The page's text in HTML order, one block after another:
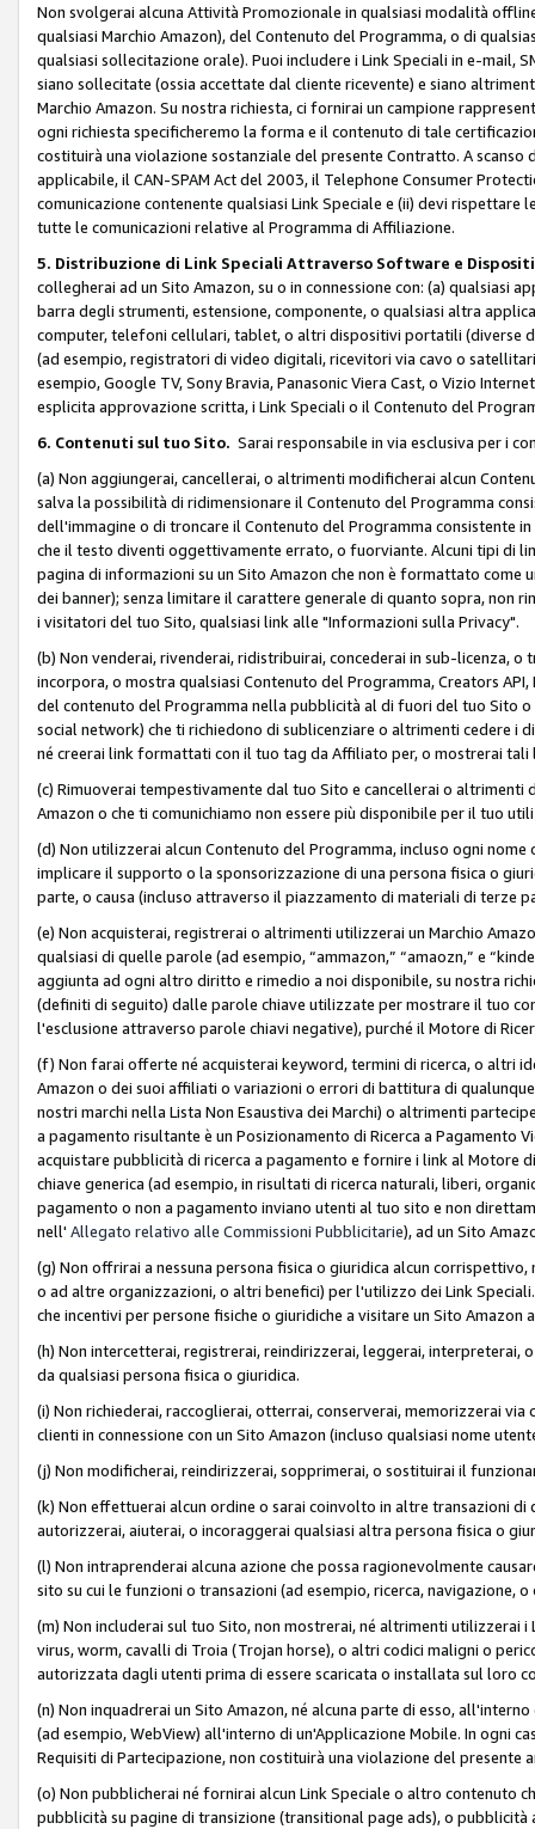
Non svolgerai alcuna Attività Promozionale in qualsiasi modalità
qualsiasi Marchio Amazon), del Contenuto del Programma, o di
qualsiasi sollecitazione orale). Puoi includere i Link Speciali in e-mail,
siano sollecitate (ossia accettate dal cliente ricevente) e siano
Marchio Amazon. Su nostra richiesta, ci fornirai un campione
ogni richiesta specificheremo la forma e il contenuto di tale
costituirà una violazione sostanziale del presente Contratto. A
applicabile, il CAN-SPAM Act del 2003, il Telephone Consumer
comunicazione contenente qualsiasi Link Speciale e (ii) devi
tutte le comunicazioni relative al Programma di Affiliazione.
5. Distribuzione di Link Speciali Attraverso Software e
collegherai ad un Sito Amazon, su o in connessione con: (a)
barra degli strumenti, estensione, componente, o qualsiasi altra
computer, telefoni cellulari, tablet, o altri dispositivi portatili (diverse
(ad esempio, registratori di video digitali, ricevitori via cavo o
esempio, Google TV, Sony Bravia, Panasonic Viera Cast, o Vizio
esplicita approvazione scritta, i Link Speciali o il Contenuto del
6. Contenuti sul tuo Sito. Sarai responsabile in via esclusiva per i
(a) Non aggiungerai, cancellerai, o altrimenti modificherai alcun
salva la possibilità di ridimensionare il Contenuto del Programma
dell'immagine o di troncare il Contenuto del Programma consistente
che il testo diventi oggettivamente errato, o fuorviante. Alcuni tipi di
pagina di informazioni su un Sito Amazon che non è formattato
dei banner); senza limitare il carattere generale di quanto sopra, non
i visitatori del tuo Sito, qualsiasi link alle "Informazioni sulla Privacy".
(b) Non venderai, rivenderai, ridistribuirai, concederai in sub-licenza,
incorpora, o mostra qualsiasi Contenuto del Programma, Creators
del contenuto del Programma nella pubblicità al di fuori del tuo Sito
social network) che ti richiedono di sublicenziare o altrimenti cedere i
né creerai link formattati con il tuo tag da Affiliato per, o mostrerai tali
(c) Rimuoverai tempestivamente dal tuo Sito e cancellerai o
Amazon o che ti comunichiamo non essere più disponibile per il tuo
(d) Non utilizzerai alcun Contenuto del Programma, incluso ogni
implicare il supporto o la sponsorizzazione di una persona fisica o
parte, o causa (incluso attraverso il piazzamento di materiali di terze
(e) Non acquisterai, registrerai o altrimenti utilizzerai un Marchio
qualsiasi di quelle parole (ad esempio, “ammazon,” “amaozn,” e
aggiunta ad ogni altro diritto e rimedio a noi disponibile, su nostra
(definiti di seguito) dalle parole chiave utilizzate per mostrare il tuo
l'esclusione attraverso parole chiavi negative), purché il Motore di
(f) Non farai offerte né acquisterai keyword, termini di ricerca, o altri
Amazon o dei suoi affiliati o variazioni o errori di battitura di
nostri marchi nella Lista Non Esaustiva dei Marchi) o altrimenti
a pagamento risultante è un Posizionamento di Ricerca a Pagamento
acquistare pubblicità di ricerca a pagamento e fornire i link al Motore
chiave generica (ad esempio, in risultati di ricerca naturali, liberi,
pagamento o non a pagamento inviano utenti al tuo sito e non
nell' Allegato relativo alle Commissioni Pubblicitarie), ad un Sito
(g) Non offrirai a nessuna persona fisica o giuridica alcun
o ad altre organizzazioni, o altri benefici) per l'utilizzo dei Link
che incentivi per persone fisiche o giuridiche a visitare un Sito
(h) Non intercetterai, registrerai, reindirizzerai, leggerai,
da qualsiasi persona fisica o giuridica.
(i) Non richiederai, raccoglierai, otterrai, conserverai, memorizzerai
clienti in connessione con un Sito Amazon (incluso qualsiasi nome
(j) Non modificherai, reindirizzerai, sopprimerai, o sostituirai il
(k) Non effettuerai alcun ordine o sarai coinvolto in altre transazioni
autorizzerai, aiuterai, o incoraggerai qualsiasi altra persona fisica o
(l) Non intraprenderai alcuna azione che possa ragionevolmente
sito su cui le funzioni o transazioni (ad esempio, ricerca, navigazione,
(m) Non includerai sul tuo Sito, non mostrerai, né altrimenti utilizzerai
virus, worm, cavalli di Troia (Trojan horse), o altri codici maligni o
autorizzata dagli utenti prima di essere scaricata o installata sul loro
(n) Non inquadrerai un Sito Amazon, né alcuna parte di esso,
(ad esempio, WebView) all'interno di un'Applicazione Mobile. In ogni
Requisiti di Partecipazione, non costituirà una violazione del presente
(o) Non pubblicherai né fornirai alcun Link Speciale o altro contenuto
pubblicità su pagine di transizione (transitional page ads), o